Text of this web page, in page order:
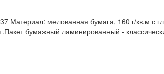
Материал: мелованная бумага, 160 г/кв.м с
бумажный ламинированный -